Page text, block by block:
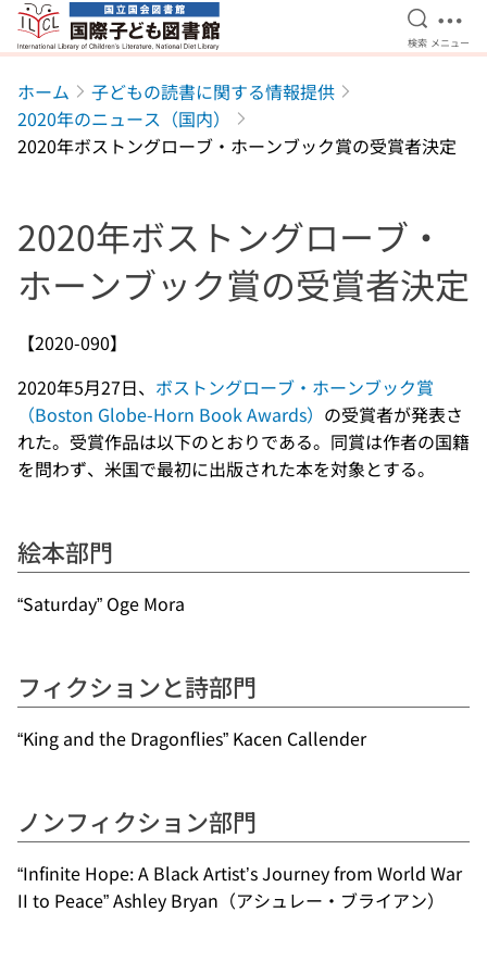
本文へ移動
検索を
検索 メ
メニュー
ホーム
子どもの読書に関する情報提供
2020年のニュース（国内）
2020年ボストングローブ・ホーンブック賞の受賞者決定
2020年ボストングローブ・
ホーンブック賞の受賞者決定
【2020-090】
2020年5月27日、 ボストングローブ・ホーンブック賞
（Boston Globe-Horn Book Awards） の受賞者が発表さ
れた。受賞作品は以下のとおりである。同賞は作者の国籍
を問わず、米国で最初に出版された本を対象とする。
絵本部門
“Saturday” Oge Mora
フィクションと詩部門
“King and the Dragonflies” Kacen Callender
ノンフィクション部門
“Infinite Hope: A Black Artist’s Journey from World War
II to Peace” Ashley Bryan（アシュレー・ブライアン）